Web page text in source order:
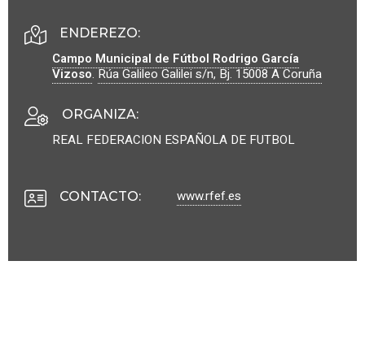
ENDEREZO:
Campo Municipal de Fútbol Rodrigo García
Vizoso.Rúa Galileo Galilei s/n, Bj.15008A Coruña
ORGANIZA:
REAL FEDERACION ESPAÑOLA DE FUTBOL
CONTACTO: www.rfef.es